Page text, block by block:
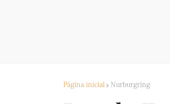
Página inicial Nurburgring